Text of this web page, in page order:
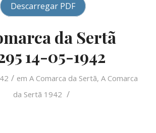
Descarregar PDF
da Sertã
14-05-1942
/ em A Comarca da Sertã, A Comarca
da Sertã 1942 /